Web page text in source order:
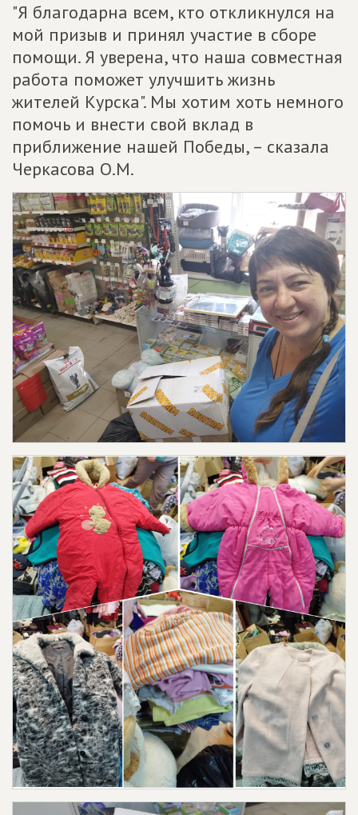
"Я благодарна всем, кто откликнулся на
мой призыв и принял участие в сборе
помощи. Я уверена, что наша совместная
работа поможет улучшить жизнь
жителей Курска". Мы хотим хоть немного
помочь и внести свой вклад в
приближение нашей Победы, – сказала
Черкасова О.М.